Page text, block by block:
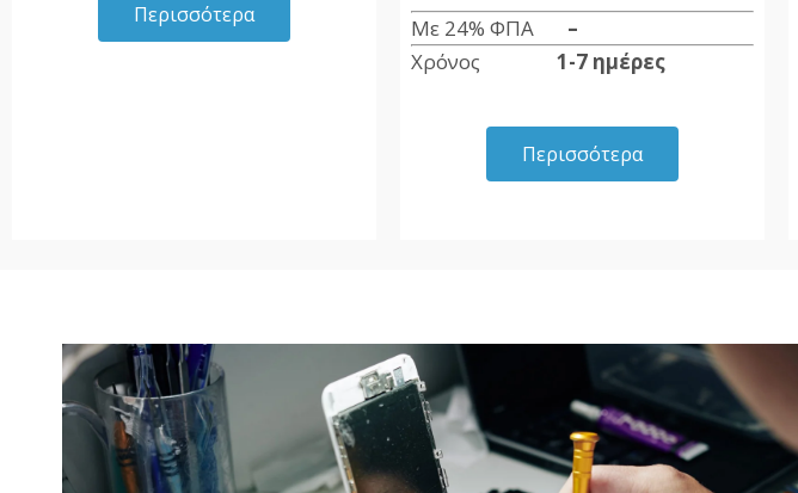
Περισσότερα
Με 24% ΦΠΑ
–
Χρόνος 1-7 ημέρες
Περισσότερα